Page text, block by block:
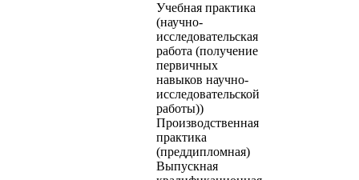
Учебная практика
(научно-
исследовательская
работа (получение
первичных
навыков научно-
исследовательской
работы))
Производственная
практика
(преддипломная)
Выпускная